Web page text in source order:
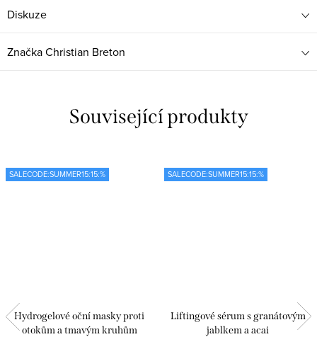
Diskuze
ZnačkaChristian Breton
Související produkty
SALECODE:SUMMER15:15:%
Hydrogelové oční masky proti
otokům a tmavým kruhům
SALECODE:SUMMER15:15:%
Liftingové sérum s granátovým
jablkem a acai